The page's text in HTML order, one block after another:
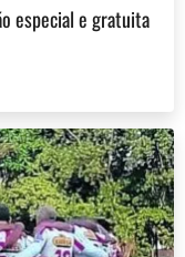
especial e gratuita